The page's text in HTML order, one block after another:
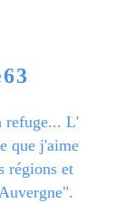
refuge... L'
que j'aime
régions et